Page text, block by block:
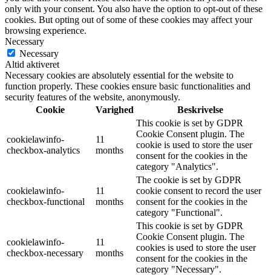
only with your consent. You also have the option to opt-out of these
cookies. But opting out of some of these cookies may affect your
browsing experience.
Necessary
Necessary
Altid aktiveret
Necessary cookies are absolutely essential for the website to
function properly. These cookies ensure basic functionalities and
security features of the website, anonymously.
Cookie
Varighed Beskrivelse
cookielawinfo-
checkbox-analytics
11
months
This cookie is set by GDPR
Cookie Consent plugin. The
cookie is used to store the user
consent for the cookies in the
category "Analytics".
cookielawinfo-
checkbox-functional
11
months
The cookie is set by GDPR
cookie consent to record the user
consent for the cookies in the
category "Functional".
cookielawinfo-
checkbox-necessary
11
months
This cookie is set by GDPR
Cookie Consent plugin. The
cookies is used to store the user
consent for the cookies in the
category "Necessary".